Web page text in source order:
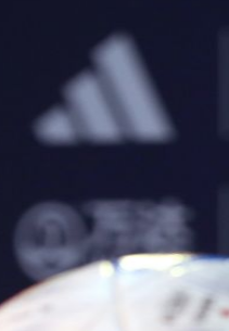
y negocios
social